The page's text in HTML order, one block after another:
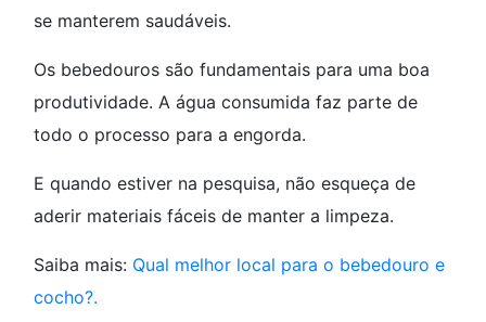
se manterem saudáveis.
Os bebedouros são fundamentais para uma boa
produtividade. A água consumida faz parte de
todo o processo para a engorda.
E quando estiver na pesquisa, não esqueça de
aderir materiais fáceis de manter a limpeza.
Saiba mais: Qual melhor local para o bebedouro e
cocho?.